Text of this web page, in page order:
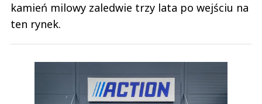
kamień milowy zaledwie trzy lata po wejściu na
ten rynek.